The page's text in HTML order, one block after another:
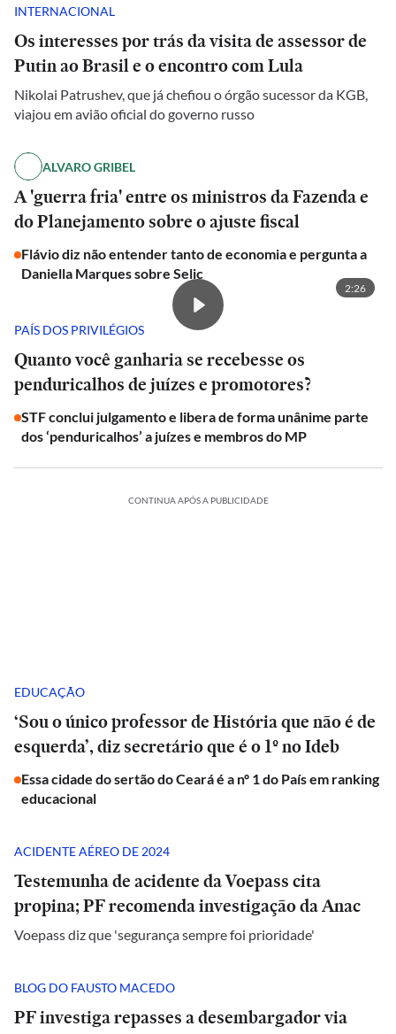
INTERNACIONAL
Os interesses por trás da visita de assessor de
Putin ao Brasil e o encontro com Lula
Nikolai Patrushev, que já chefiou o órgão sucessor da KGB,
viajou em avião oficial do governo russo
ALVARO GRIBEL
A 'guerra fria' entre os ministros da Fazenda e
do Planejamento sobre o ajuste fiscal
Flávio diz não entender tanto de economia e pergunta a
Daniella Marques sobre Selic
2:26
PAÍS DOS PRIVILÉGIOS
Quanto você ganharia se recebesse os
penduricalhos de juízes e promotores?
STF conclui julgamento e libera de forma unânime parte
dos ‘penduricalhos’ a juízes e membros do MP
CONTINUA APÓS A PUBLICIDADE
EDUCAÇÃO
‘Sou o único professor de História que não é de
esquerda’, diz secretário que é o 1º no Ideb
Essa cidade do sertão do Ceará é a nº 1 do País em ranking
educacional
ACIDENTE AÉREO DE 2024
Testemunha de acidente da Voepass cita
propina; PF recomenda investigação da Anac
Voepass diz que 'segurança sempre foi prioridade'
BLOG DO FAUSTO MACEDO
PF investiga repasses a desembargador via